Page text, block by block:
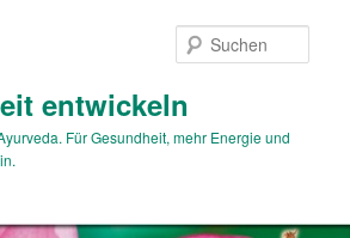
entwickeln
Für Gesundheit, mehr Energie und